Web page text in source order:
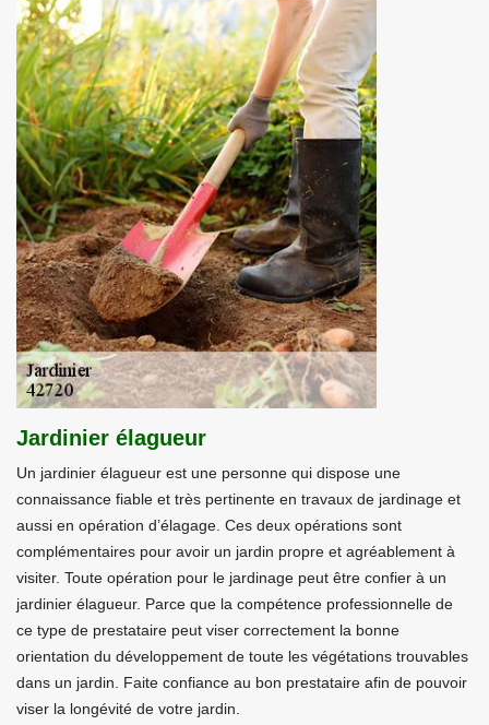
Jardinier élagueur
Un jardinier élagueur est une personne qui dispose une
connaissance fiable et très pertinente en travaux de jardinage et
aussi en opération d’élagage. Ces deux opérations sont
complémentaires pour avoir un jardin propre et agréablement à
visiter. Toute opération pour le jardinage peut être confier à un
jardinier élagueur. Parce que la compétence professionnelle de
ce type de prestataire peut viser correctement la bonne
orientation du développement de toute les végétations trouvables
dans un jardin. Faite confiance au bon prestataire afin de pouvoir
viser la longévité de votre jardin.